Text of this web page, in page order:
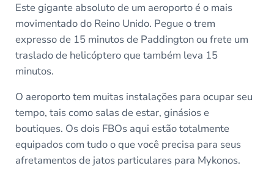
Este gigante absoluto de um aeroporto é o mais
movimentado do Reino Unido. Pegue o trem
expresso de 15 minutos de Paddington ou frete um
traslado de helicóptero que também leva 15
minutos.
O aeroporto tem muitas instalações para ocupar seu
tempo, tais como salas de estar, ginásios e
boutiques. Os dois FBOs aqui estão totalmente
equipados com tudo o que você precisa para seus
afretamentos de jatos particulares para Mykonos.